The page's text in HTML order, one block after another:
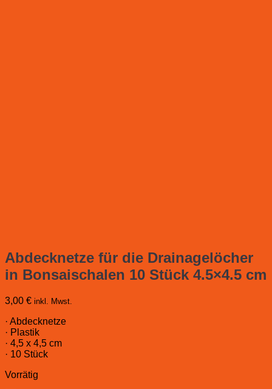
Abdecknetze für die Drainagelöcher
in Bonsaischalen 10 Stück 4.5×4.5 cm
3,00 € inkl. Mwst.
· Abdecknetze
· Plastik
· 4,5 x 4,5 cm
· 10 Stück
Vorrätig